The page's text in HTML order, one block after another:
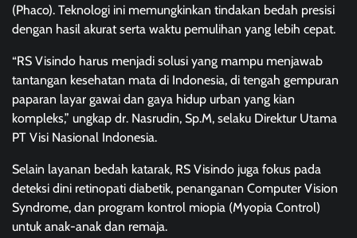
(Phaco). Teknologi ini memungkinkan tindakan bedah presisi
dengan hasil akurat serta waktu pemulihan yang lebih cepat.
“RS Visindo harus menjadi solusi yang mampu menjawab
tantangan kesehatan mata di Indonesia, di tengah gempuran
paparan layar gawai dan gaya hidup urban yang kian
kompleks,” ungkap dr. Nasrudin, Sp.M, selaku Direktur Utama
PT Visi Nasional Indonesia.
Selain layanan bedah katarak, RS Visindo juga fokus pada
deteksi dini retinopati diabetik, penanganan Computer Vision
Syndrome, dan program kontrol miopia (Myopia Control)
untuk anak-anak dan remaja.